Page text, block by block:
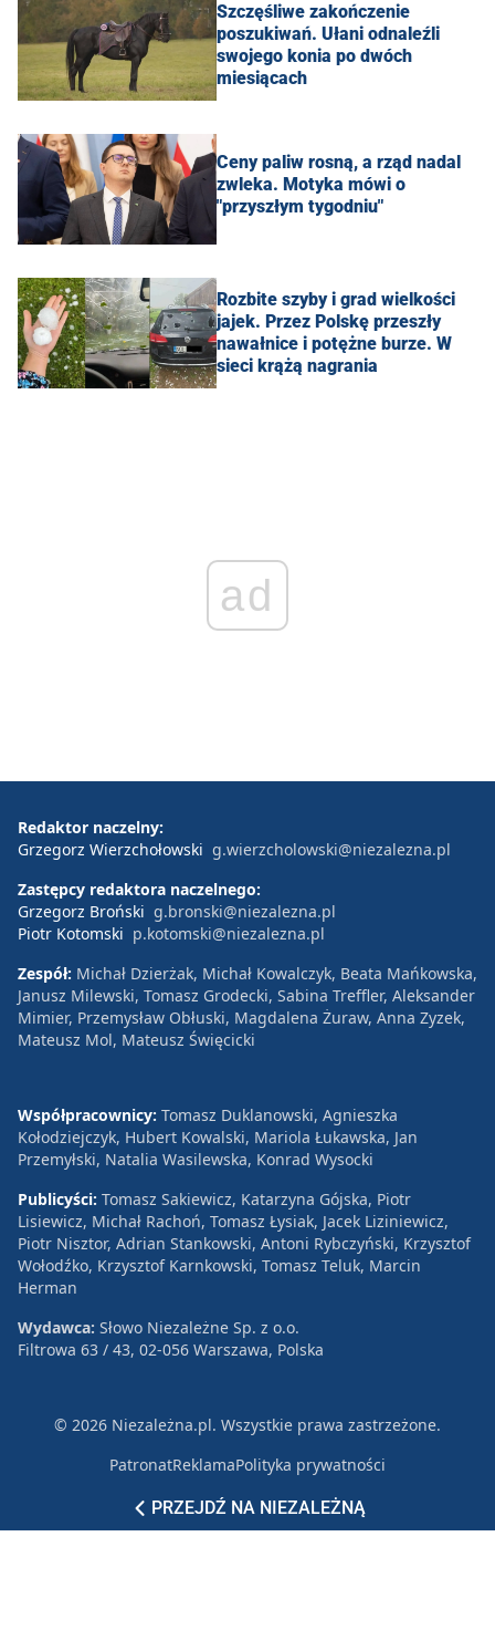
Szczęśliwe zakończenie
poszukiwań. Ułani odnaleźli
swojego konia po dwóch
miesiącach
Ceny paliw rosną, a rząd nadal
zwleka. Motyka mówi o
"przyszłym tygodniu"
Rozbite szyby i grad wielkości
jajek. Przez Polskę przeszły
nawałnice i potężne burze. W
sieci krążą nagrania
ad
PRZEJDŹ NA NIEZALEŻNĄ
Redaktor naczelny:
Grzegorz Wierzchołowski g.wierzcholowski@niezalezna.pl
Zastępcy redaktora naczelnego:
Grzegorz Broński g.bronski@niezalezna.pl
Piotr Kotomski p.kotomski@niezalezna.pl
Zespół: Michał Dzierżak, Michał Kowalczyk, Beata Mańkowska,
Janusz Milewski, Tomasz Grodecki, Sabina Treffler, Aleksander
Mimier, Przemysław Obłuski, Magdalena Żuraw, Anna Zyzek,
Mateusz Mol, Mateusz Święcicki
Współpracownicy: Tomasz Duklanowski, Agnieszka
Kołodziejczyk, Hubert Kowalski, Mariola Łukawska, Jan
Przemyłski, Natalia Wasilewska, Konrad Wysocki
Publicyści: Tomasz Sakiewicz, Katarzyna Gójska, Piotr
Lisiewicz, Michał Rachoń, Tomasz Łysiak, Jacek Liziniewicz,
Piotr Nisztor, Adrian Stankowski, Antoni Rybczyński, Krzysztof
Wołodźko, Krzysztof Karnkowski, Tomasz Teluk, Marcin
Herman
Wydawca: Słowo Niezależne Sp. z o.o.
Filtrowa 63 / 43, 02-056 Warszawa, Polska
© 2026 Niezależna.pl. Wszystkie prawa zastrzeżone.
PatronatReklamaPolityka prywatności